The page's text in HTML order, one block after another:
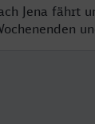
Jena fährt